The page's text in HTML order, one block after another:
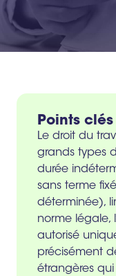
Points
Le droit du
grands types
durée
sans terme
déterminée),
norme légale,
autorisé
précisément
étrangères